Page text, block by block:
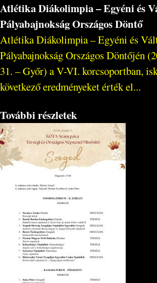
Atlétika Diákolimpia – Egyéni és
Pályabajnokság Országos Döntő
Atlétika Diákolimpia – Egyéni és
Pályabajnokság Országos Döntőjén
31. – Győr) a V-VI. korcsoportban,
következő eredményeket érték el...
További részletek